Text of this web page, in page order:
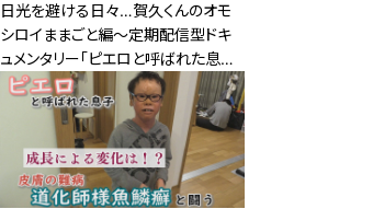
日光を避ける日々…賀久くんのオモ
シロイままごと編～定期配信型ドキ
ュメンタリー「ピエロと呼ばれた息子」
第７０話